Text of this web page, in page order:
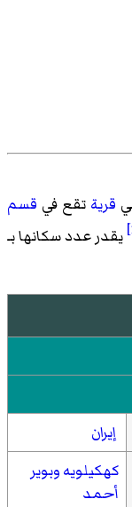
قرية تقع في قسم
يقدر عدد سكانها بـ
إيران
كهكيلويه وبوير
أحمد